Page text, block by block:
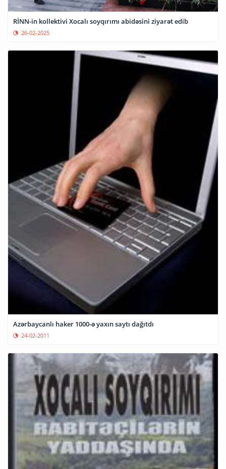
RİNN-in kollektivi Xocalı soyqırımı abidəsini ziyarət edib
26-02-2025
Azərbaycanlı haker 1000-ə yaxın saytı dağıtdı
24-02-2011